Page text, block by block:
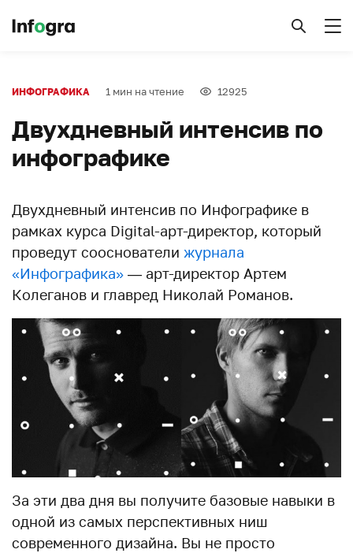
ИНФОГРАФИКА 1 мин на чтение 12925
Двухдневный интенсив по
инфографике
Двухдневный интенсив по Инфографике в
рамках курса Digital-арт-директор, который
проведут сооснователи журнала
«Инфографика» — арт-директор Артем
Колеганов и главред Николай Романов.
За эти два дня вы получите базовые навыки в
одной из самых перспективных ниш
современного дизайна. Вы не просто